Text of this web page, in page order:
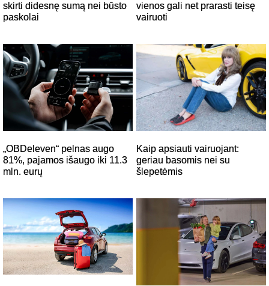
skirti didesnę sumą nei būsto
paskolai
vienos gali net prarasti teisę
vairuoti
„OBDeleven“ pelnas augo
81%, pajamos išaugo iki 11.3
mln. eurų
Kaip apsiauti vairuojant:
geriau basomis nei su
šlepetėmis